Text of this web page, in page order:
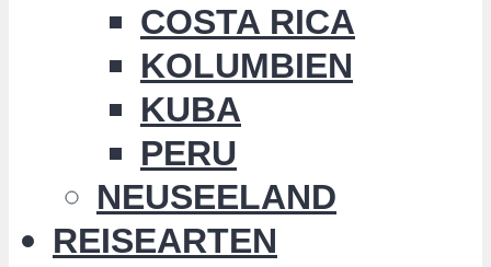
COSTA RICA
KOLUMBIEN
KUBA
PERU
NEUSEELAND
REISEARTEN